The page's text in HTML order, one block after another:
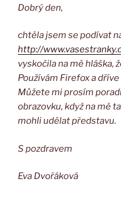
Dobrý den,
chtěla jsem se podívat
http://
vyskočila na mě hláška,
Používám Firefox a
Můžete mi prosím
obrazovku, když na mě
mohli udělat představu.
S pozdravem
Eva Dvořáková